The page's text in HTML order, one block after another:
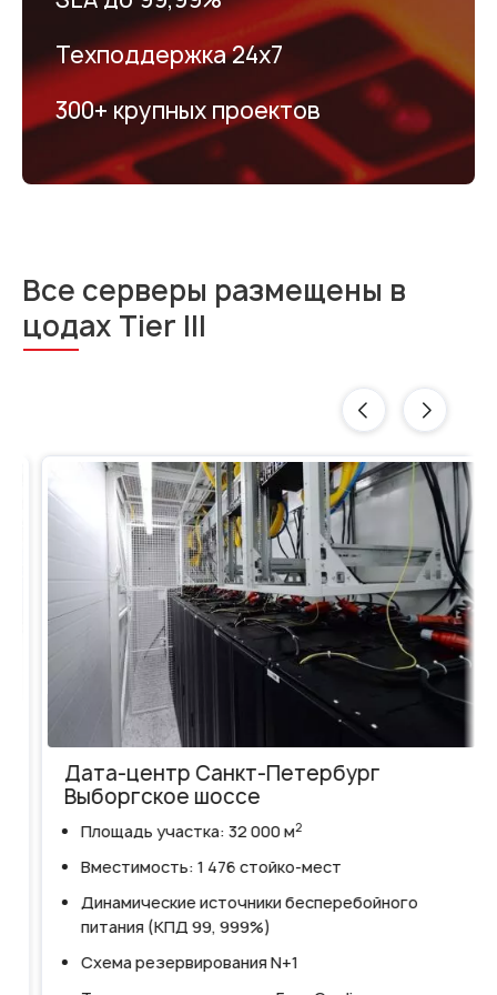
Техподдержка 24х7
300+ крупных проектов
Все серверы размещены в
цодах Tier III
Дата-центр Санкт-Петербург
Выборгское шоссе
Площадь участка: 32 000 м 2
Вместимость: 1 476 стойко-мест
Динамические источники бесперебойного
питания (КПД 99, 999%)
Схема резервирования N+1